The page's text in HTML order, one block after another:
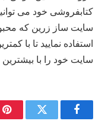
کتابفروشی خود می
سایت ساز زرین که
استفاده نمایید تا با
سایت خود را با بیشترین
فیس
توییتر